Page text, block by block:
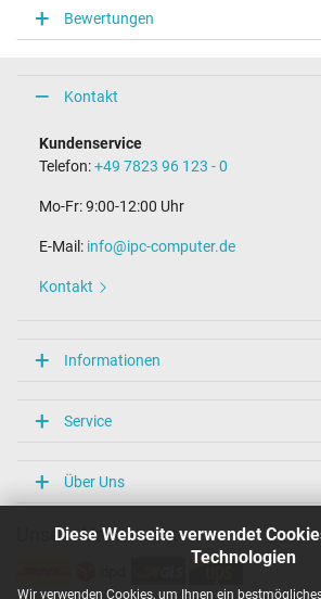
Diese Webseite verwendet
Technologien
Wir verwenden Cookies, um Ihnen ein
Bewertungen
Kontakt
Kundenservice
Telefon:+49 7823 96 123 - 0
Mo-Fr: 9:00-12:00 Uhr
E-Mail: info@ipc-computer.de
Kontakt
Informationen
Service
Über Uns
Unsere Versandarten